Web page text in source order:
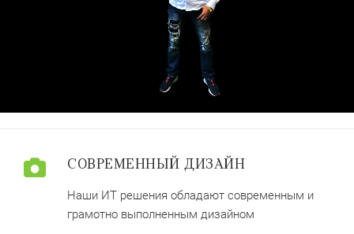
СОВРЕМЕННЫЙ ДИЗАЙН
Наши ИТ решения обладают современным и
грамотно выполненным дизайном